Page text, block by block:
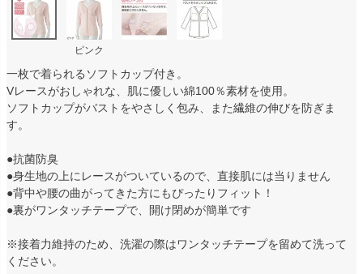
ピンク
一枚で着られるソフトカップ付き。
Vレースがおしゃれな、肌に優しい綿100％素材を使用。
ソフトカップがバストをやさしく包み、また繊維の伸びを防ぎま
す。
●抗菌防臭
●身生地の上にレースがついているので、直接肌には当りません
●背中や腰の曲がってきた方にもぴったりフィット！
●裏がワンタッチテープで、開け閉めが簡単です
※接着力維持のため、洗濯の際はワンタッチテープを留めて洗って
ください。